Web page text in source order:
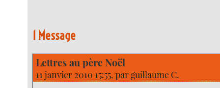
1 Message
Lettres au père Noël
11 janvier 2010 15:55, parguillaume C.